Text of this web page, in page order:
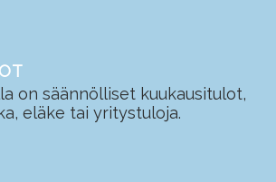
on säännölliset kuukausitulot,
eläke tai yritystuloja.